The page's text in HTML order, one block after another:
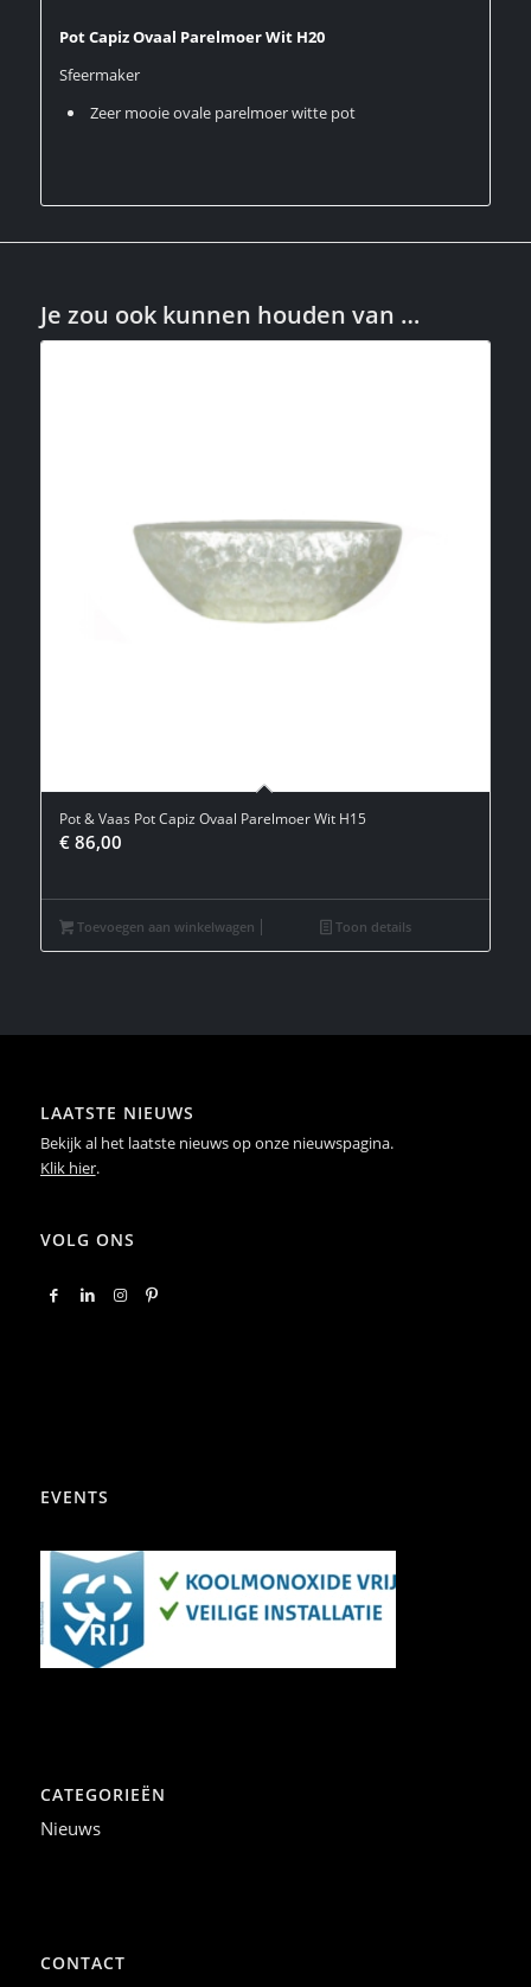
Pot Capiz Ovaal Parelmoer Wit H20
Sfeermaker
Zeer mooie ovale parelmoer witte pot
Je zou ook kunnen houden van …
Pot & Vaas Pot Capiz Ovaal Parelmoer Wit H15
€ 86,00
Toevoegen aan winkelwagen Toon details
LAATSTE NIEUWS
Bekijk al het laatste nieuws op onze nieuwspagina.
Klik hier.
VOLG ONS
EVENTS
CATEGORIEËN
Nieuws
CONTACT